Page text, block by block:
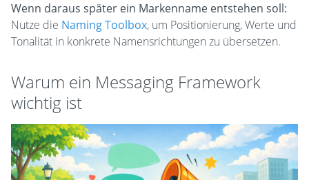
Wenn daraus später ein Markenname entstehen soll:
Nutze die Naming Toolbox, um Positionierung, Werte und
Tonalität in konkrete Namensrichtungen zu übersetzen.
Warum ein Messaging Framework
wichtig ist